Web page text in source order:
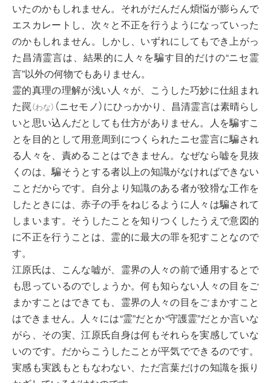
いたのかもしれません。それがだんだん煩悩が膨らんで
エスカレートし、次々と不正を行うようになっていった
のかもしれません。しかし、いずれにしてもでき上がっ
た昌清霊言は、結果的に人々を騙す目的だけの“ニセ霊
言”以外の何物でもありません。
霊的真理の理解が浅い人々が、こうした巧妙に仕組まれ
た罠 （わな） （ニセモノ）にひっかかり、昌清霊言は素晴らし
いと思い込んだとしても仕方がありません。人を騙すこ
とを目的として用意周到につくられたニセ霊言に騙され
る人々を、責めることはできません。なぜなら嘘を見抜
くのは、騙そうとする者以上の知識がなければできない
ことだからです。自分より知識のある者が狡猾な工作を
したときには、赤子の手をねじるように人々は騙されて
しまいます。そうしたことを知りつくしたうえで意図的
に不正を行うことは、霊的に最大の罪を犯すことなので
す。
江原氏は、こんな嘘が、霊界の人々の前で通用するとで
も思っているのでしょうか。何も知らない人々の目をご
まかすことはできても、霊界の人々の目をごまかすこと
はできません。人々には“霊”だとか“守護霊”だとか言いな
がら、その実、江原氏自身は何もそれらを実感していな
いのです。だからこうしたことが平気でできるのです。
実感も実践もともなわない、ただ言葉だけの知識を振り